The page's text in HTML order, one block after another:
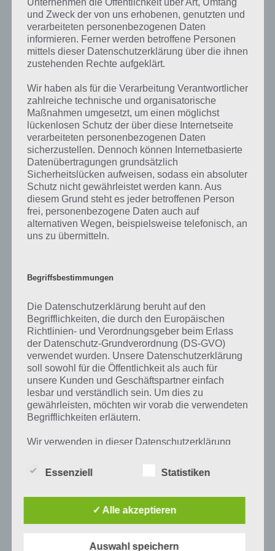
was gibt es dazu zu wissen? Passt das Wort auch zu Winter
Wunderland? Zu bestimmten Lösungen präsentieren wir daher auch
immer eine kurze Begriffserklärung!
Ein Beispiel für Schmelzen ist das Erhitzen von Eis. Bei einer
Temperatur von 0 Grad Celsius ist Eis fest. Wenn wir das Eis jedoch
Sobald die Energie des Moleküles höher ist als die Bindungen
zwischen den Molekülen, beginnt das Eis zu schmelzen und wandelt
sich in flüssiges Wasser um.
Das Schmelzen kann auch durch äußere Kräfte und Einflüsse wie
Druck ausgeübt werden. Schneeflocken zum Beispiel schmelzen,
wenn sie unter Druck gesetzt werden, beispielsweise durch das
Gewicht einer Person, die auf sie tritt.
Schmelzen ist ein wichtiger Prozess in vielen Bereichen und kann
sowohl in der Natur als auch in der Industrie beobachtet werden.
Zum Beispiel ist es ein wichtiger Schritt in der Metallurgie, um Metalle
Ökosystemen.
Insgesamt ist Schmelzen ein ständiger Prozess, der sowohl in der
Natur als auch in der industrieellen Welt von großer Bedeutung ist.
Es ist ein faszinierender Prozess, der auf viele Arten untersucht
werden kann und zahlreiche Anwendungen hat.
Auf WhatsApp teilen Teilen auf Facebook
Unternehmen die Öffentlichkeit über Art, Umfang
und Zweck der von uns erhobenen, genutzten und
verarbeiteten personenbezogenen Daten
informieren. Ferner werden betroffene Personen
mittels dieser Datenschutzerklärung über die ihnen
zustehenden Rechte aufgeklärt.
Wir haben als für die Verarbeitung Verantwortlicher
zahlreiche technische und organisatorische
Maßnahmen umgesetzt, um einen möglichst
lückenlosen Schutz der über diese Internetseite
verarbeiteten personenbezogenen Daten
sicherzustellen. Dennoch können Internetbasierte
Datenübertragungen grundsätzlich
Sicherheitslücken aufweisen, sodass ein absoluter
Schutz nicht gewährleistet werden kann. Aus
diesem Grund steht es jeder betroffenen Person
frei, personenbezogene Daten auch auf
alternativen Wegen, beispielsweise telefonisch, an
uns zu übermitteln.
Begriffsbestimmungen
Die Datenschutzerklärung beruht auf den
Begrifflichkeiten, die durch den Europäischen
Richtlinien- und Verordnungsgeber beim Erlass
der Datenschutz-Grundverordnung (DS-GVO)
verwendet wurden. Unsere Datenschutzerklärung
soll sowohl für die Öffentlichkeit als auch für
unsere Kunden und Geschäftspartner einfach
lesbar und verständlich sein. Um dies zu
gewährleisten, möchten wir vorab die verwendeten
Begrifflichkeiten erläutern.
Wir verwenden in dieser Datenschutzerklärung
a) personenbezogene Daten
Personenbezogene Daten sind alle
Essenziell Statistiken
✓ Alle akzeptieren
Auswahl speichern